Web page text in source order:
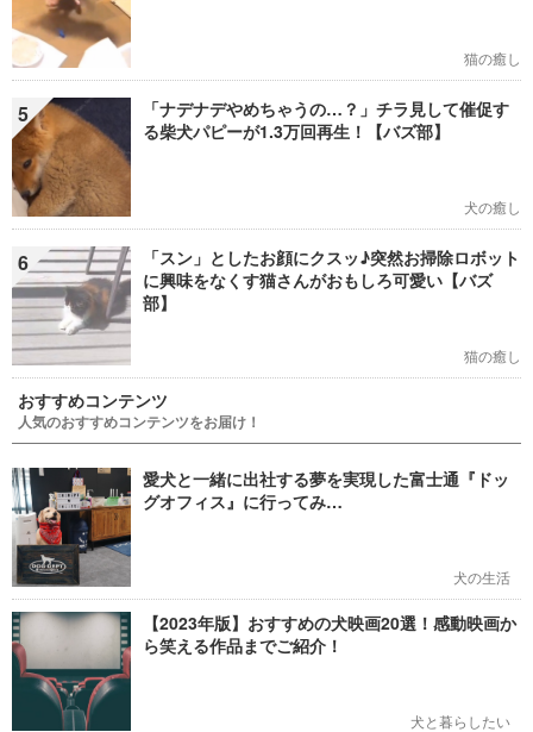
猫の癒し
5
「ナデナデやめちゃうの…？」チラ見して催促す
る柴犬パピーが1.3万回再生！【バズ部】
犬の癒し
6
「スン」としたお顔にクスッ♪突然お掃除ロボット
に興味をなくす猫さんがおもしろ可愛い【バズ
部】
猫の癒し
おすすめコンテンツ
人気のおすすめコンテンツをお届け！
愛犬と一緒に出社する夢を実現した富士通『ドッ
グオフィス』に行ってみ…
犬の生活
【2023年版】おすすめの犬映画20選！感動映画か
ら笑える作品までご紹介！
犬と暮らしたい